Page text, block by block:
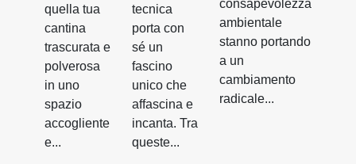
quella tua
cantina
trascurata e
polverosa
in uno
spazio
accogliente
e...
tecnica
porta con
sé un
fascino
unico che
affascina e
incanta. Tra
queste...
consapevolezza
ambientale
stanno portando
a un
cambiamento
radicale...